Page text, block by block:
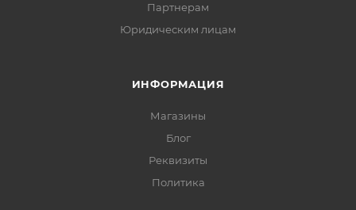
Партнерам
Юридическим лицам
ИНФОРМАЦИЯ
Магазины
Блог
Реквизиты
Политика